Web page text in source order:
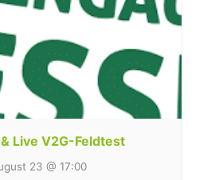
Live V2G-Feldtest
23 @ 17:00